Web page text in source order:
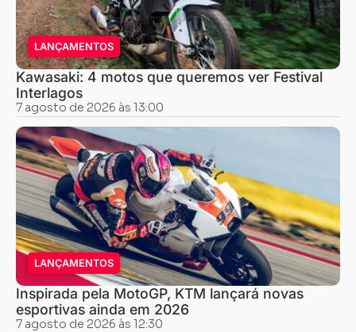
LANÇAMENTOS
Kawasaki: 4 motos que queremos ver Festival
Interlagos
7 agosto de 2026 às 13:00
LANÇAMENTOS
Inspirada pela MotoGP, KTM lançará novas
esportivas ainda em 2026
7 agosto de 2026 às 12:30